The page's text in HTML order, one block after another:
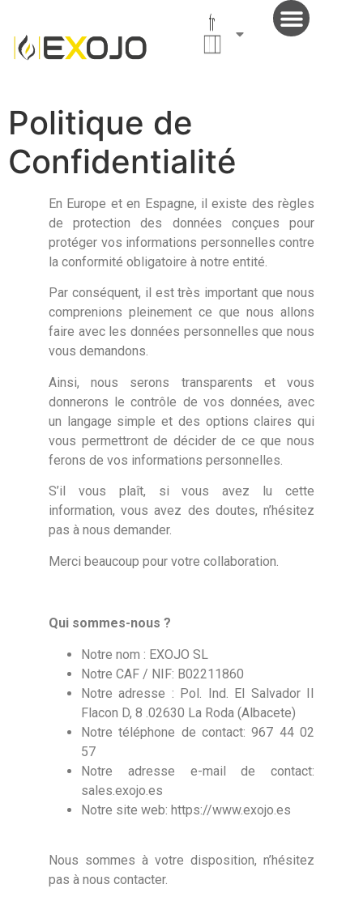
Français
Politique de
Confidentialité
En Europe et en Espagne, il existe des règles
de protection des données conçues pour
protéger vos informations personnelles contre
la conformité obligatoire à notre entité.
Par conséquent, il est très important que nous
comprenions pleinement ce que nous allons
faire avec les données personnelles que nous
vous demandons.
Ainsi, nous serons transparents et vous
donnerons le contrôle de vos données, avec
un langage simple et des options claires qui
vous permettront de décider de ce que nous
ferons de vos informations personnelles.
S’il vous plaît, si vous avez lu cette
information, vous avez des doutes, n’hésitez
pas à nous demander.
Merci beaucoup pour votre collaboration.
Qui sommes-nous ?
Notre nom : EXOJO SL
Notre CAF / NIF: B02211860
Notre adresse : Pol. Ind. El Salvador II
Flacon D, 8 .02630 La Roda (Albacete)
Notre téléphone de contact: 967 44 02
57
Notre adresse e-mail de contact:
sales.exojo.es
Notre site web: https://www.exojo.es
Nous sommes à votre disposition, n’hésitez
pas à nous contacter.